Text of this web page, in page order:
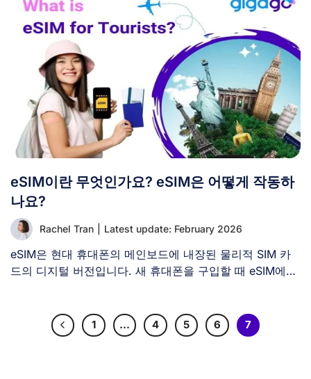
eSIM이란 무엇인가요? eSIM은 어떻게 작동하
나요?
Rachel Tran Latest update: February 2026
eSIM은 현대 휴대폰의 메인보드에 내장된 물리적 SIM 카
드의 디지털 버전입니다. 새 휴대폰을 구입할 때 eSIM에
1 … 4 5 6 7